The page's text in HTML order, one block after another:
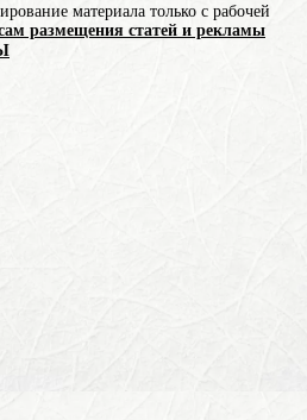
материала только с рабочей
размещения статей и рекламы